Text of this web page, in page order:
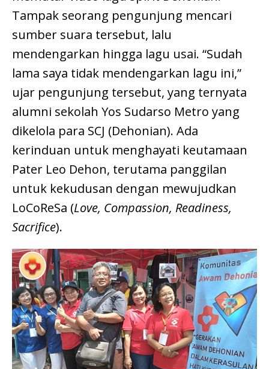
Tampak seorang pengunjung mencari
sumber suara tersebut, lalu
mendengarkan hingga lagu usai. “Sudah
lama saya tidak mendengarkan lagu ini,”
ujar pengunjung tersebut, yang ternyata
alumni sekolah Yos Sudarso Metro yang
dikelola para SCJ (Dehonian). Ada
kerinduan untuk menghayati keutamaan
Pater Leo Dehon, terutama panggilan
untuk kekudusan dengan mewujudkan
LoCoReSa (Love, Compassion, Readiness,
Sacrifice).